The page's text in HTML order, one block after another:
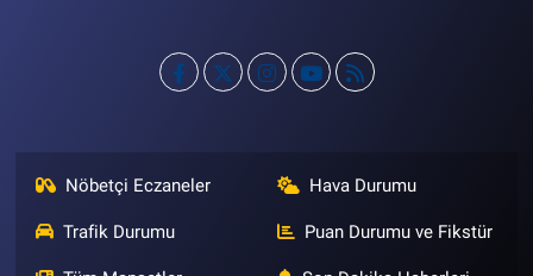
Nöbetçi Eczaneler Hava Durumu
Trafik Durumu Puan Durumu ve Fikstür